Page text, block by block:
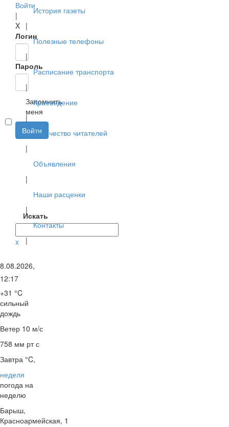
Войти
|
X
Логин
Пароль
Запомнить
меня
Войти
Искать
x
История газеты
|
Полезные телефоны
|
Расписание транспорта
|
Краеведение
|
Творчество читателей
|
Объявления
|
Наши расценки
|
Контакты
|
8.08.2026,
12:17
+31 °C
сильный
дождь
Ветер 10 м/с
758 мм рт с
Завтра °C,
неделя
погода на
неделю
Барыш,
Красноармейская, 1